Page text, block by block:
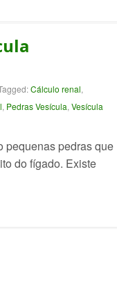
Cálculo renal,
, Pedras Vesícula, Vesícula
pequenas pedras que
do fígado. Existe